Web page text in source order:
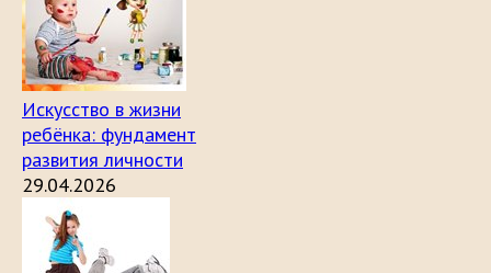
Искусство в жизни
ребёнка: фундамент
развития личности
29.04.2026